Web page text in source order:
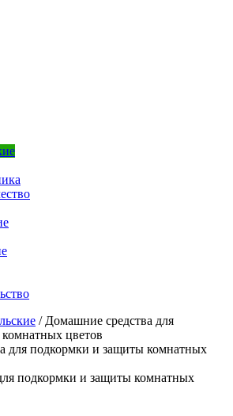
/ Домашние средства для
цветов
подкормки и защиты комнатных